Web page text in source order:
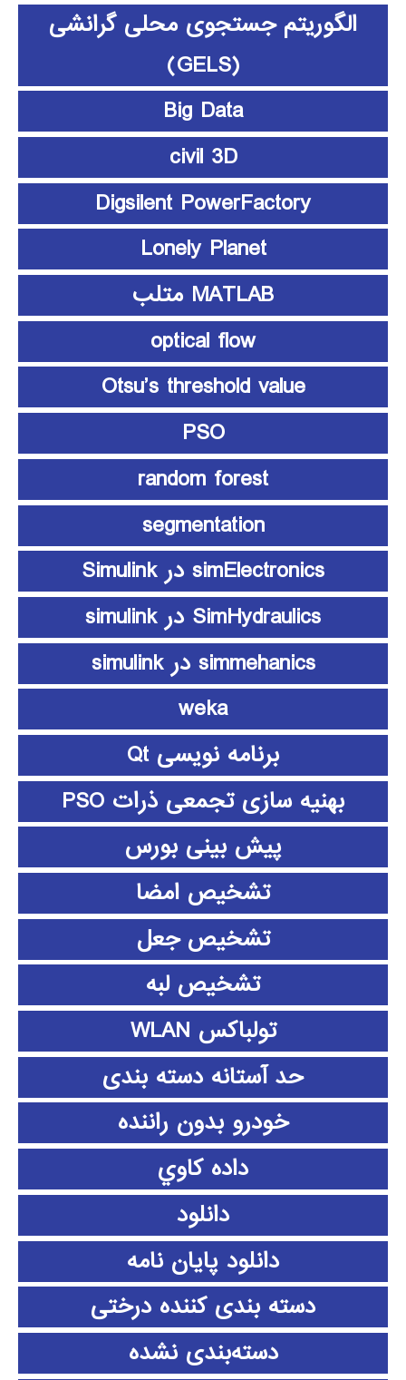
الگوریتم جستجوی محلی گرانشی
(GELS)
Big Data
civil 3D
Digsilent PowerFactory
Lonely Planet
MATLAB متلب
optical flow
Otsu’s threshold value
PSO
random forest
segmentation
simElectronics در Simulink
SimHydraulics در simulink
simmehanics در simulink
weka
برنامه نویسی Qt
بهنیه سازی تجمعی ذرات PSO
پیش بینی بورس
تشخیص امضا
تشخیص جعل
تشخیص لبه
تولباکس WLAN
حد آستانه دسته بندی
خودرو بدون راننده
داده كاوي
دانلود
دانلود پايان نامه
دسته بندی کننده درختی
دسته‌بندی نشده